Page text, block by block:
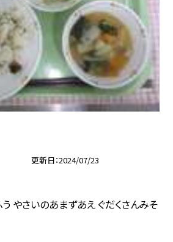
更新日 2024/07/23
やさいのあまずあえ ぐだくさんみそ